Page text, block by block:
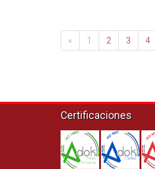
« 1 2 3 4
Certificaciones